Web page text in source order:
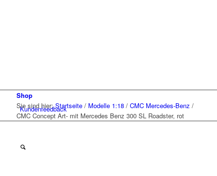
Kundenfeedback
Shop
Sie sind hier: Startseite / Modelle 1:18 / CMC Mercedes-Benz /
CMC Concept Art- mit Mercedes Benz 300 SL Roadster, rot